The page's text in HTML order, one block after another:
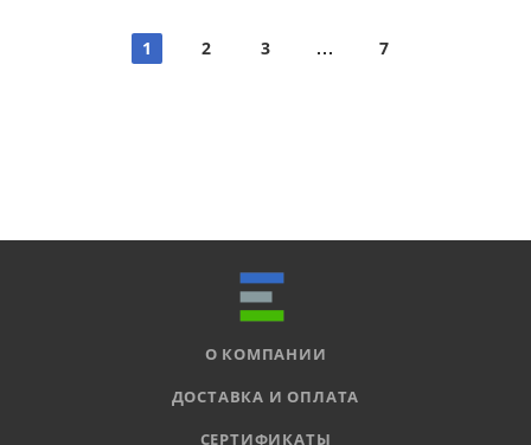
1 2 3 7
О КОМПАНИИ
ДОСТАВКА И ОПЛАТА
СЕРТИФИКАТЫ